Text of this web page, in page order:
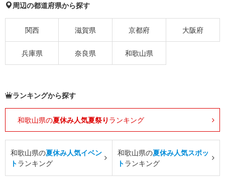
周辺の都道府県から探す
関西 滋賀県 京都府 大阪府
兵庫県 奈良県 和歌山県
ランキングから探す
和歌山県の夏休み人気夏祭り ランキング
和歌山県の夏休み人気イベン
トランキング
和歌山県の夏休み人気スポッ
トランキング